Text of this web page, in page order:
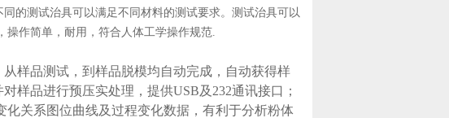
的测试治具可以满足不同材料的测试要求。测试治具可以
操作简单，耐用，符合人体工学操作规范.
样品测试，到样品脱模均自动完成，自动获得样
样品进行预压实处理，提供USB及232通讯接口；
关系图位曲线及过程变化数据，有利于分析粉体